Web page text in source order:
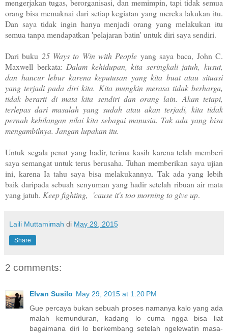
mengerjakan tugas, berorganisasi, dan memimpin, tapi tidak semua
orang bisa memaknai dari setiap kegiatan yang mereka lakukan itu.
Dan saya tidak ingin hanya menjadi orang yang melakukan itu
semua tanpa mendapatkan 'pelajaran batin' untuk diri saya sendiri.
Dari buku 25 Ways to Win with People yang saya baca, John C.
Maxwell berkata: Dalam kehidupan, kita seringkali jatuh, kusut,
dan hancur lebur karena keputusan yang kita buat atau situasi
yang terjadi pada diri kita. Kita mungkin merasa tidak berharga,
tidak berarti di mata kita sendiri dan orang lain. Akan tetapi,
terlepas dari masalah yang sudah atau akan terjadi, kita tidak
pernah kehilangan nilai kita sebagai manusia. Tak ada yang bisa
mengambilnya. Jangan lupakan itu.
Untuk segala penat yang hadir, terima kasih karena telah memberi
saya semangat untuk terus berusaha. Tuhan memberikan saya ujian
ini, karena Ia tahu saya bisa melakukannya. Tak ada yang lebih
baik daripada sebuah senyuman yang hadir setelah ribuan air mata
yang jatuh. Keep fighting, 'cause it's too morning to give up.
Laili Muttamimah di May 29, 2015
Share
2 comments:
Elvan Susilo May 29, 2015 at 1:20 PM
Gue percaya bukan sebuah proses namanya kalo yang ada
malah kemunduran, kadang lo cuma ngga bisa liat
bagaimana diri lo berkembang setelah ngelewatin masa-